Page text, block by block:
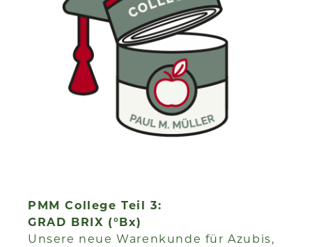
PMM College Teil 3:
GRAD BRIX (°Bx)
Unsere neue Warenkunde für Azubis,